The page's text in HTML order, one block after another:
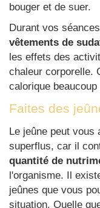
bouger et de suer.
Durant vos
vêtements de
les effets des
chaleur corporelle.
calorique
Faites des
Le jeûne peut vous
superflus, car il
quantité de
l'organisme. Il
jeûnes que vous
situation. Quelle